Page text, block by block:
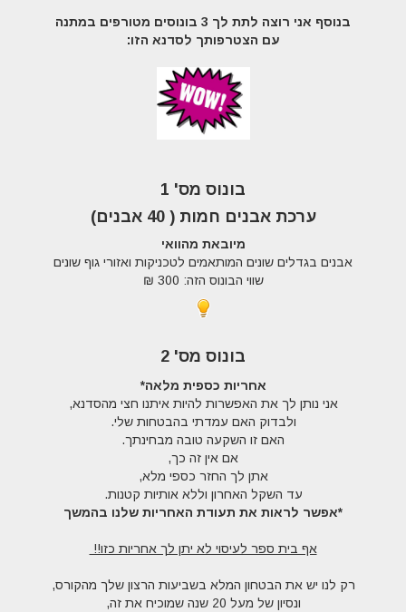
בנוסף אני רוצה לתת לך 3 בונוסים
מטורפים במתנה
עם הצטרפותך לסדנא הזו:
בונוס מס' 1
ערכת אבנים חמות ( 40 אבנים)
מיובאת מהוואי
אבנים בגדלים שונים המותאמים לטכניקות ואזורי גוף שונים
שווי הבונוס הזה: 300 ₪
בונוס מס' 2
אחריות כספית מלאה*
אני נותן לך את האפשרות להיות איתנו חצי מהסדנא,
ולבדוק האם עמדתי בהבטחות שלי.
האם זו השקעה טובה מבחינתך.
אם אין זה כך,
אתן לך החזר כספי מלא,
עד השקל האחרון וללא אותיות קטנות.
*אפשר לראות את תעודת האחריות שלנו בהמשך
אף בית ספר לעיסוי לא יתן לך אחריות כזו!!
רק לנו יש את הבטחון המלא בשביעות הרצון שלך מהקורס,
ונסיון של מעל 20 שנה שמוכיח את זה,